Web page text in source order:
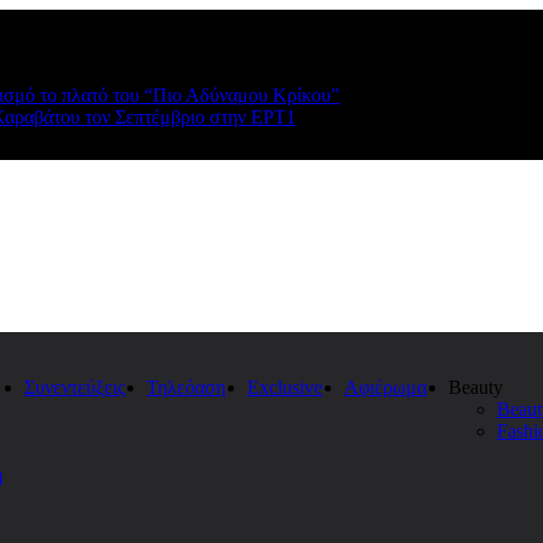
το πλατό του “Πιο Αδύναμου Κρίκου”
τον Σεπτέμβριο στην ΕΡΤ1
Συνεντεύξεις Τηλεόαση Exclusive Αφιέρωμα
Beauty